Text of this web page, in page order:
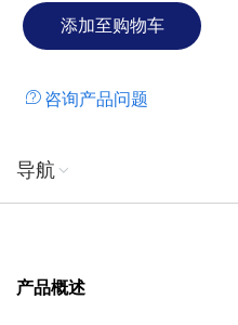
咨询产品问题
导航
产品概述